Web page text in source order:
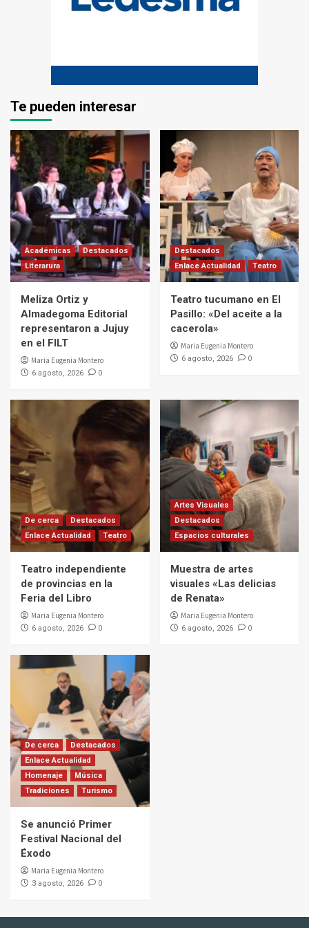
Te pueden interesar
Académicas
Destacados
Literarura
Meliza Ortiz y
Almadegoma Editorial
representaron a Jujuy
en el FILT
Maria Eugenia Montero
6 agosto, 2026 0
Destacados
Enlace Actualidad
Teatro
Teatro tucumano en El
Pasillo: «Del aceite a la
cacerola»
Maria Eugenia Montero
6 agosto, 2026 0
De cerca
Destacados
Enlace Actualidad
Teatro
Teatro independiente
de provincias en la
Feria del Libro
Maria Eugenia Montero
6 agosto, 2026 0
Artes Visuales
Destacados
Espacios culturales
Muestra de artes
visuales «Las delicias
de Renata»
Maria Eugenia Montero
6 agosto, 2026 0
De cerca
Destacados
Enlace Actualidad
Homenaje
Música
Tradiciones
Turismo
Se anunció Primer
Festival Nacional del
Éxodo
Maria Eugenia Montero
3 agosto, 2026 0